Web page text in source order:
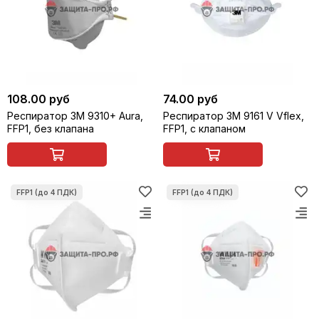
108.00 руб
Респиратор 3M 9310+ Aura,
FFP1, без клапана
74.00 руб
Респиратор 3M 9161 V Vflex,
FFP1, с клапаном